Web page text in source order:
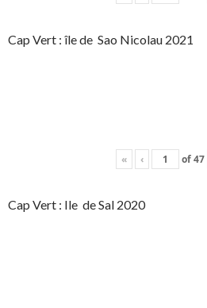
Cap Vert : île de Sao Nicolau 2021
« ‹ of47
Cap Vert : Ile de Sal 2020